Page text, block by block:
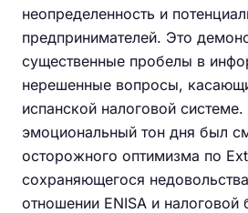
неопределенность и
предпринимателей. Это
существенные пробелы в
нерешенные вопросы,
испанской налоговой
эмоциональный тон дня был
осторожного оптимизма по
сохраняющегося
отношении ENISA и налоговой